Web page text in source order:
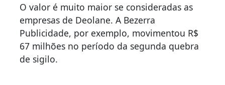
O valor é muito maior se consideradas as
empresas de Deolane. A Bezerra
Publicidade, por exemplo, movimentou R$
67 milhões no período da segunda quebra
de sigilo.